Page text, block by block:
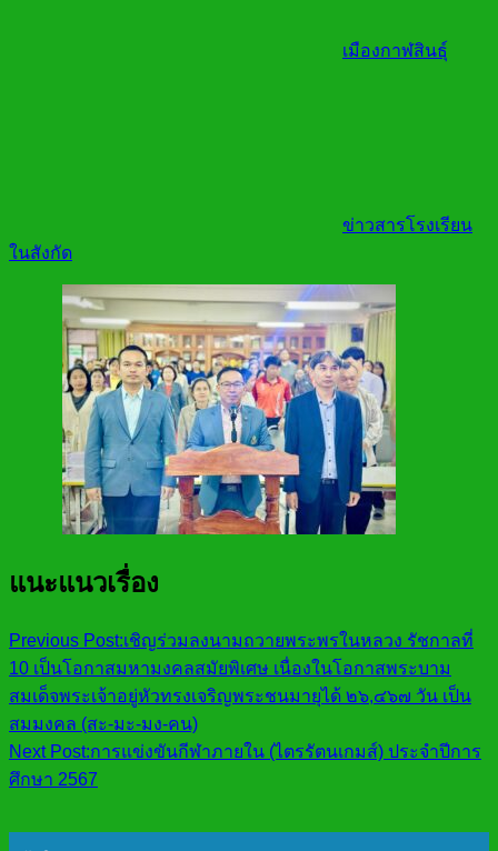
เมืองกาฬสินธุ์
ข่าวสารโรงเรียน
ในสังกัด
แนะแนวเรื่อง
Previous Post:เชิญร่วมลงนามถวายพระพรในหลวง รัชกาลที่
10 เป็นโอกาสมหามงคลสมัยพิเศษ เนื่องในโอกาสพระบาม
สมเด็จพระเจ้าอยู่หัวทรงเจริญพระชนมายุได้ ๒๖,๔๖๗ วัน เป็น
สมมงคล (สะ-มะ-มง-คน)
Next Post:การแข่งขันกีฬาภายใน (ไตรรัตนเกมส์) ประจำปีการ
ศึกษา 2567